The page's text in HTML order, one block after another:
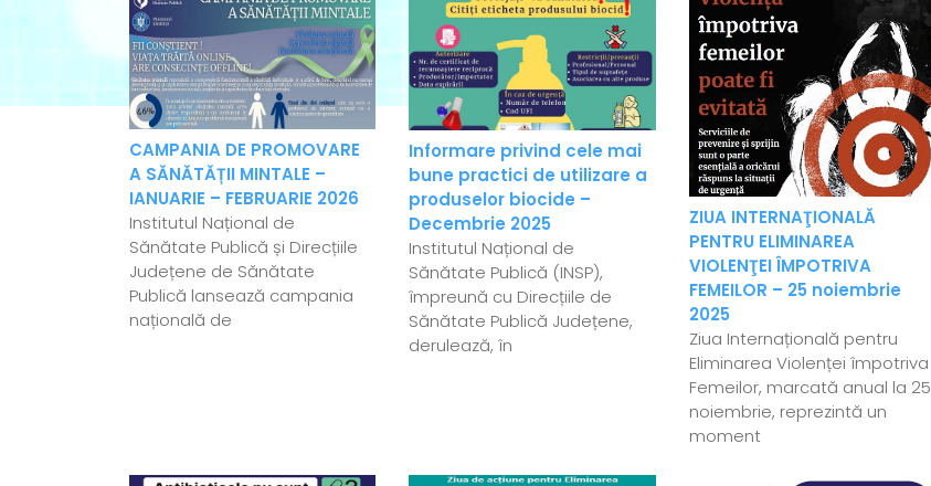
CAMPANIA DE PROMOVARE
A SĂNĂTĂȚII MINTALE –
IANUARIE – FEBRUARIE 2026
Institutul Național de
Sănătate Publică și Direcțiile
Județene de Sănătate
Publică lansează campania
națională de
Informare privind cele mai
bune practici de utilizare a
produselor biocide –
Decembrie 2025
Institutul Național de
Sănătate Publică (INSP),
împreună cu Direcțiile de
Sănătate Publică Județene,
derulează, în
ZIUA INTERNAŢIONALĂ
PENTRU ELIMINAREA
VIOLENŢEI ÎMPOTRIVA
FEMEILOR – 25 noiembrie
2025
Ziua Internațională pentru
Eliminarea Violenței împotriva
Femeilor, marcată anual la 25
noiembrie, reprezintă un
moment